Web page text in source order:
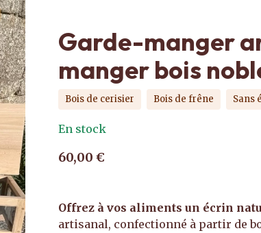
Garde-manger
manger bois
Bois de cerisier Bois de frêne Sans
En stock
60,00 €
Offrez à vos aliments un écrin
artisanal, confectionné à partir de